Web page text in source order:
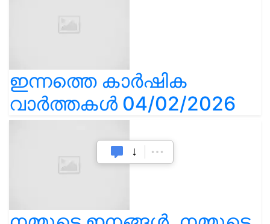
ഇന്നത്തെ കാർഷിക
വാർത്തകൾ 04/02/2026